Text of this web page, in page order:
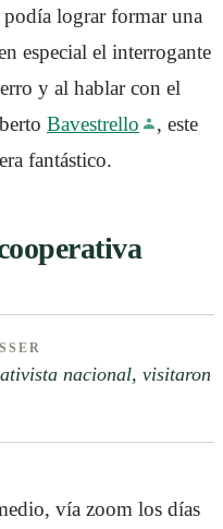
podía lograr formar una
especial el interrogante
y al hablar con el
Bavestrello
, este
fantástico.
nacional, visitaron
vía zoom los días